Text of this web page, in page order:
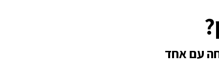
עם אחד